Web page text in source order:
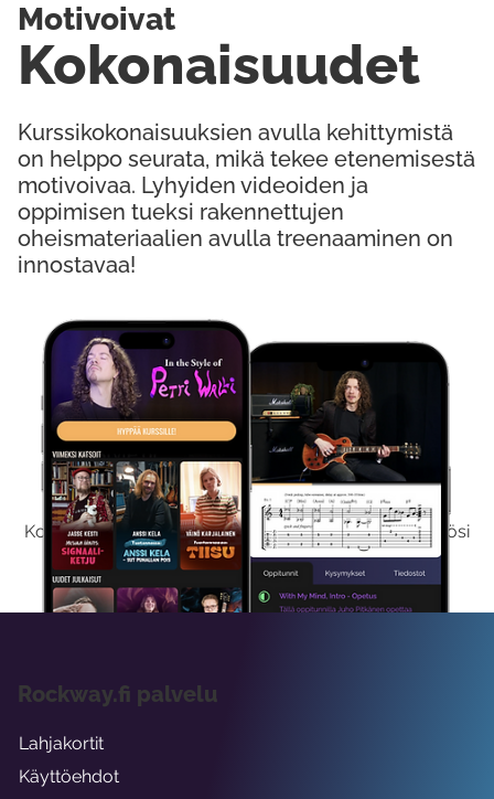
Kokeile Ilmaiseksi
Kokeilemalla ilmaiseksi saat koko sisältömme käyttöösi
viikon ajaksi.
Kurssikokonaisuuksien avulla kehittymistä
on helppo seurata, mikä tekee etenemisestä
motivoivaa. Lyhyiden videoiden ja
oppimisen tueksi rakennettujen
oheismateriaalien avulla treenaaminen on
innostavaa!
Kokonaisuudet
Motivoivat
Rockway.fi palvelu
Lahjakortit
Käyttöehdot